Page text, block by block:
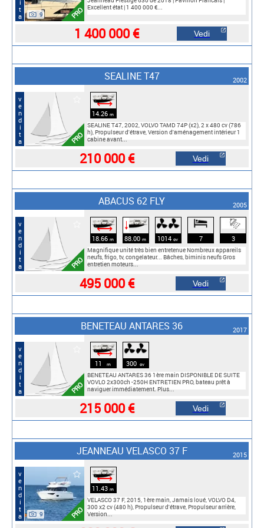
PRO
9
Excellent état | 1 400 000 €...
1 400 000 € Vedi
vendita PRO
SEALINE T47 2002
⟷
14.26 m
SEALINE T47, 2002, VOLVO TAMD 74P (x2), 2 x 480 cv (786
h), Propulseur d'étrave, Version d'aménagement intérieur 1
cabine avant...
210 000 € Vedi
vendita PRO
ABACUS 62 FLY 2005
⟷
18.66 m
🠓
88.00 m 1014 cv 7 3
Magnifique unité très bien entretenue Nombreux appareils
neufs, frigo, tv, congelateur... Bâches, biminis neufs Gros
entretien moteurs...
495 000 € Vedi
vendita PRO
BENETEAU ANTARES 36 2017
⟷
11 m 300 cv
BENETEAU ANTARES 36 1ère main DISPONIBLE DE SUITE
VOVLO 2x300ch -250H ENTRETIEN PRO, bateau prêt à
naviguer immédiatement. Plus...
215 000 € Vedi
vendita PRO
9
JEANNEAU VELASCO 37 F 2015
⟷
11.43 m
VELASCO 37 F, 2015, 1ère main, Jamais loué, VOLVO D4,
300 x2 cv (480 h), Propulseur d'étrave, Propulseur arrière,
Version...